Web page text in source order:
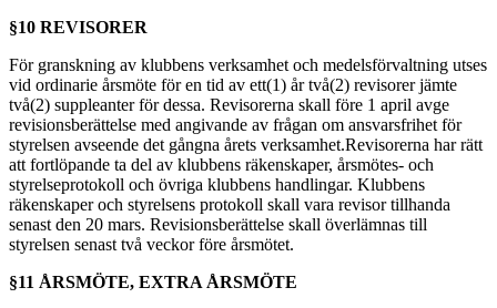
§10 REVISORER
För granskning av klubbens verksamhet och medelsförvaltning utses
vid ordinarie årsmöte för en tid av ett(1) år två(2) revisorer jämte
två(2) suppleanter för dessa. Revisorerna skall före 1 april avge
revisionsberättelse med angivande av frågan om ansvarsfrihet för
styrelsen avseende det gångna årets verksamhet.Revisorerna har rätt
att fortlöpande ta del av klubbens räkenskaper, årsmötes- och
styrelseprotokoll och övriga klubbens handlingar. Klubbens
räkenskaper och styrelsens protokoll skall vara revisor tillhanda
senast den 20 mars. Revisionsberättelse skall överlämnas till
styrelsen senast två veckor före årsmötet.
§11 ÅRSMÖTE, EXTRA ÅRSMÖTE